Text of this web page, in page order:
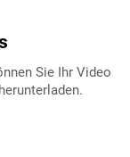
Sie Ihr Video